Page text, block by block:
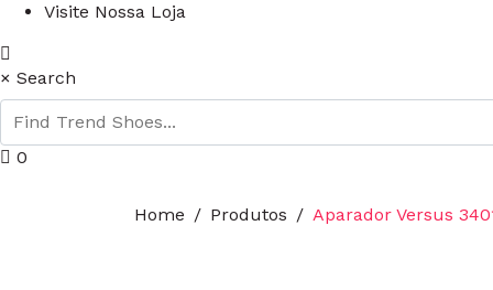
Visite Nossa Loja
× Search
0
Home Produtos Aparador Versus